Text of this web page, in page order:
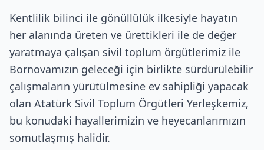
Kentlilik bilinci ile gönüllülük ilkesiyle hayatın
her alanında üreten ve ürettikleri ile de değer
yaratmaya çalışan sivil toplum örgütlerimiz ile
Bornovamızın geleceği için birlikte sürdürülebilir
çalışmaların yürütülmesine ev sahipliği yapacak
olan Atatürk Sivil Toplum Örgütleri Yerleşkemiz,
bu konudaki hayallerimizin ve heyecanlarımızın
somutlaşmış halidir.